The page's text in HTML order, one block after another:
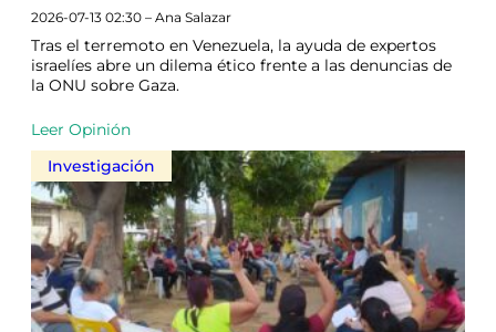
2026-07-13 02:30 – Ana Salazar
Tras el terremoto en Venezuela, la ayuda de expertos
israelíes abre un dilema ético frente a las denuncias de
la ONU sobre Gaza.
Leer Opinión
Investigación